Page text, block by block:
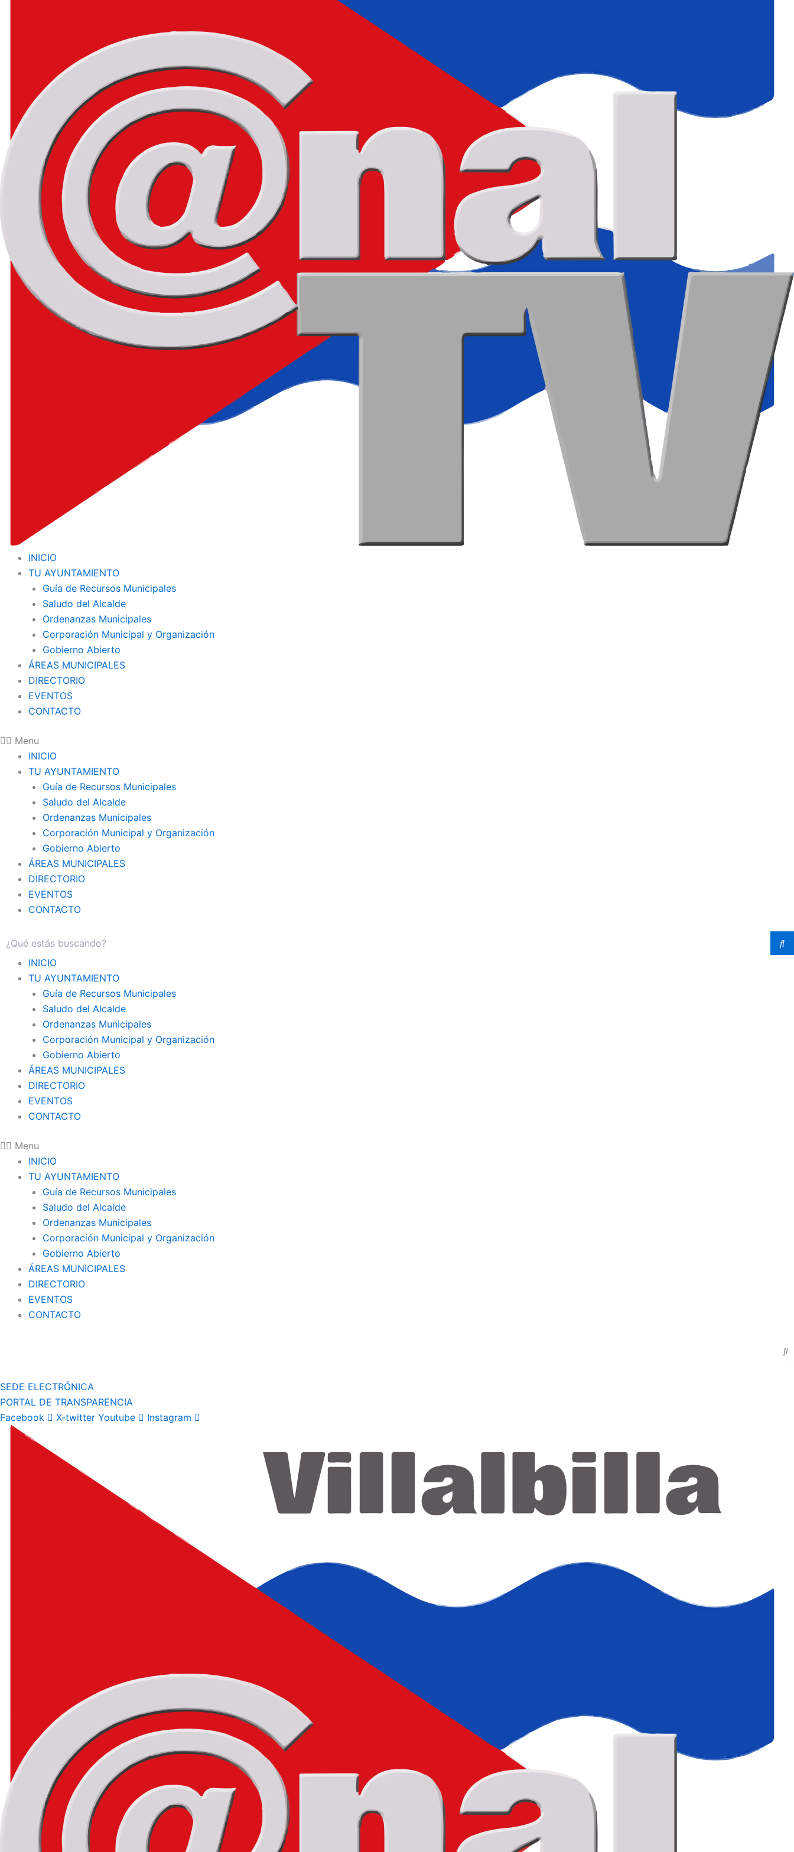
INICIO
TU AYUNTAMIENTO
Guía de Recursos Municipales
Saludo del Alcalde
Ordenanzas Municipales
Corporación Municipal y Organización
Gobierno Abierto
ÁREAS MUNICIPALES
DIRECTORIO
EVENTOS
CONTACTO
Menu
INICIO
TU AYUNTAMIENTO
Guía de Recursos Municipales
Saludo del Alcalde
Ordenanzas Municipales
Corporación Municipal y Organización
Gobierno Abierto
ÁREAS MUNICIPALES
DIRECTORIO
EVENTOS
CONTACTO
INICIO
TU AYUNTAMIENTO
Guía de Recursos Municipales
Saludo del Alcalde
Ordenanzas Municipales
Corporación Municipal y Organización
Gobierno Abierto
ÁREAS MUNICIPALES
DIRECTORIO
EVENTOS
CONTACTO
Menu
INICIO
TU AYUNTAMIENTO
Guía de Recursos Municipales
Saludo del Alcalde
Ordenanzas Municipales
Corporación Municipal y Organización
Gobierno Abierto
ÁREAS MUNICIPALES
DIRECTORIO
EVENTOS
CONTACTO
SEDE ELECTRÓNICA
PORTAL DE TRANSPARENCIA
Facebook
X-twitter Youtube Instagram